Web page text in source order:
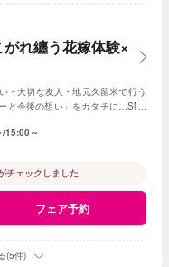
れ纏う花嫁体験×
・大切な友人・地元久留米で行う
と今後の想い」をカタチに…SNS
15:00～
チェックしました
フェア予約
(5件)